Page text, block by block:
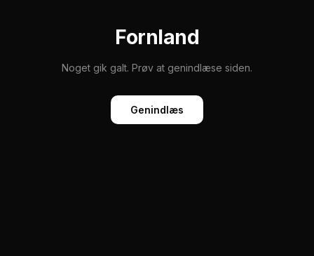
Fornland
Noget gik galt. Prøv at genindlæse siden.
Genindlæs